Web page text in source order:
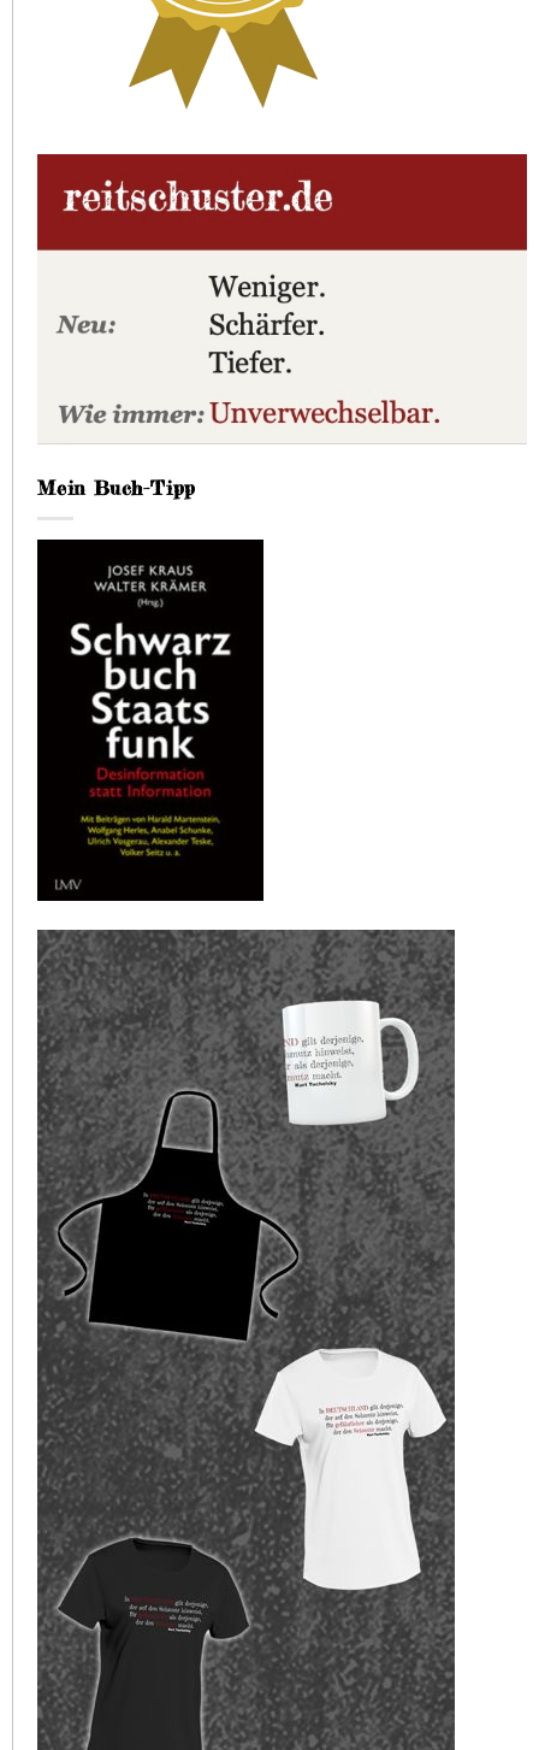
Mein Buch-Tipp